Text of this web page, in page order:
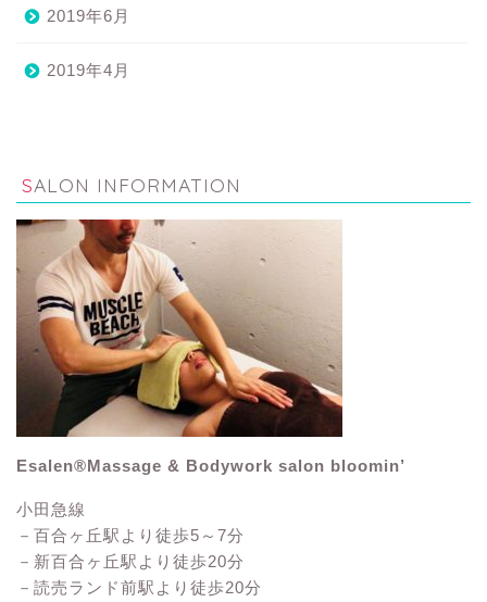
2019年6月
2019年4月
SALON INFORMATION
Esalen®Massage & Bodywork salon bloomin’
小田急線
－百合ヶ丘駅より徒歩5～7分
－新百合ヶ丘駅より徒歩20分
－読売ランド前駅より徒歩20分